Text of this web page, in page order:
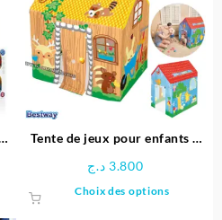
Tente de jeux pour enfants –
3.800 د.ج
Choix des options